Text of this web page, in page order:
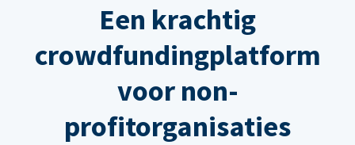
Een krachtig
crowdfundingplatform
voor non-
profitorganisaties